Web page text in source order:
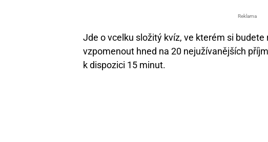
Reklama
Jde o vcelku složitý kvíz, ve kterém si
vzpomenout hned na 20 nejužívanějších
k dispozici 15 minut.